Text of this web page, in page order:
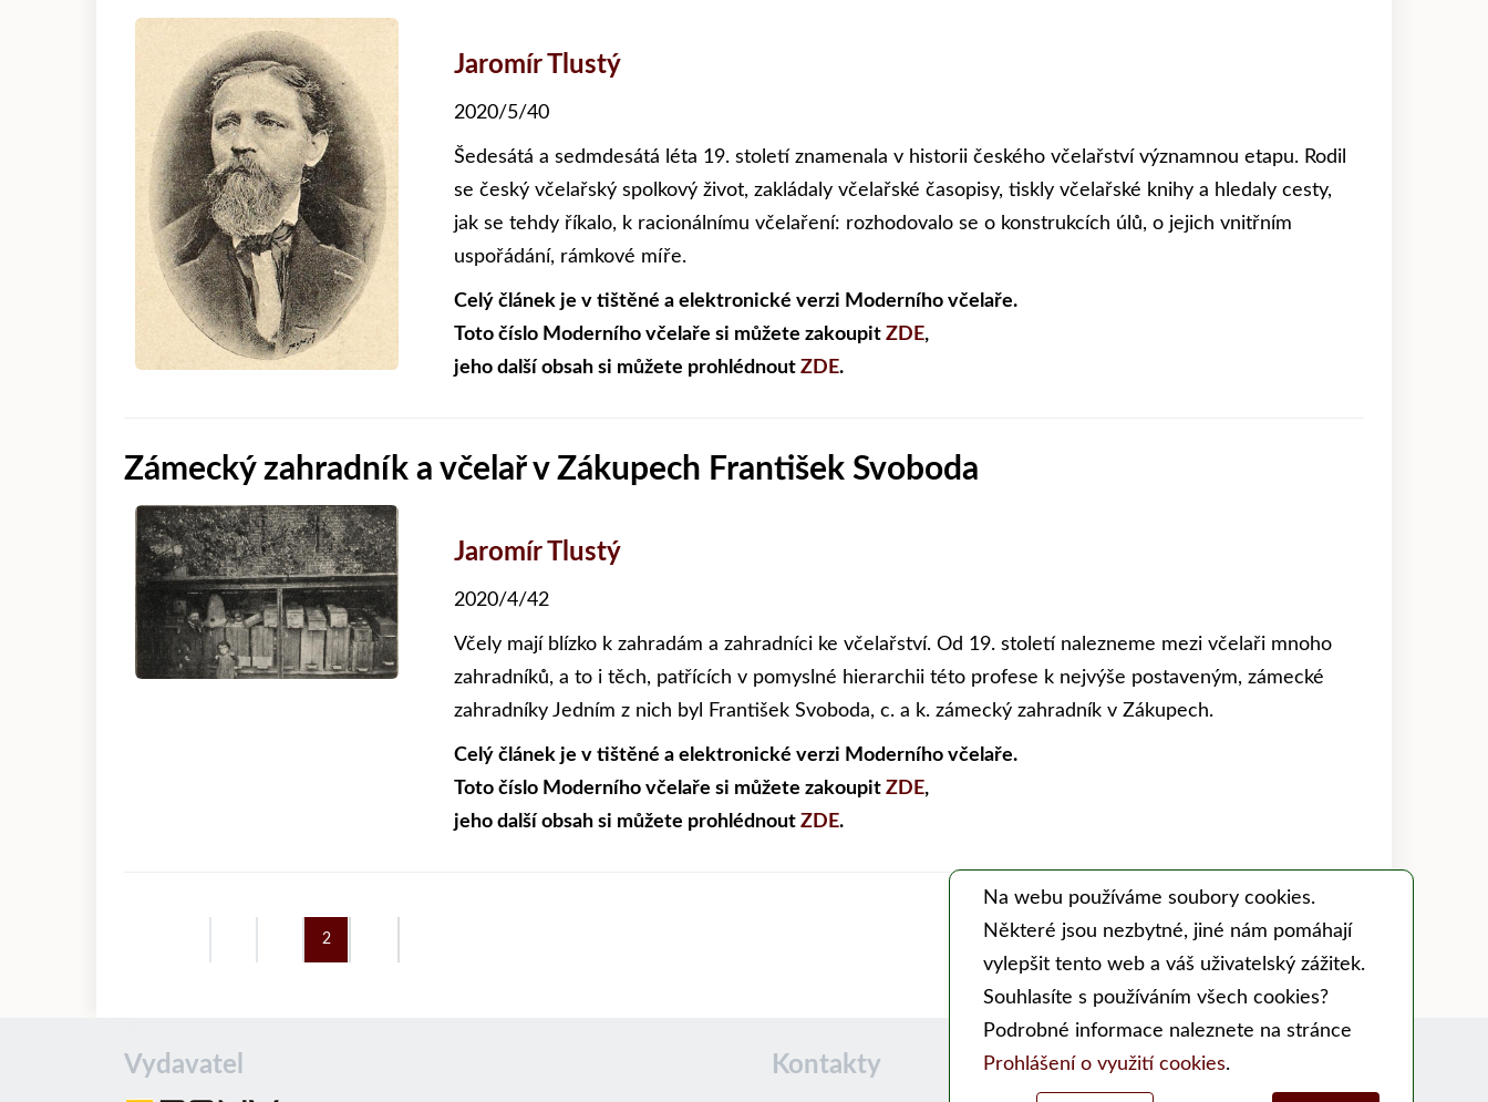
Jaromír Tlustý
2020/5/40
Šedesátá a sedmdesátá léta 19. století znamenala v historii českého včelařství významnou etapu. Rodil
se český včelařský spolkový život, zakládaly včelařské časopisy, tiskly včelařské knihy a hledaly cesty,
jak se tehdy říkalo, k racionálnímu včelaření: rozhodovalo se o konstrukcích úlů, o jejich vnitřním
uspořádání, rámkové míře.
Celý článek je v tištěné a elektronické verzi Moderního včelaře.
Toto číslo Moderního včelaře si můžete zakoupit ZDE,
jeho další obsah si můžete prohlédnout ZDE.
Zámecký zahradník a včelař v Zákupech František Svoboda
Jaromír Tlustý
2020/4/42
Včely mají blízko k zahradám a zahradníci ke včelařství. Od 19. století nalezneme mezi včelaři mnoho
zahradníků, a to i těch, patřících v pomyslné hierarchii této profese k nejvýše postaveným, zámecké
zahradníky Jedním z nich byl František Svoboda, c. a k. zámecký zahradník v Zákupech.
Celý článek je v tištěné a elektronické verzi Moderního včelaře.
Toto číslo Moderního včelaře si můžete zakoupit ZDE,
jeho další obsah si můžete prohlédnout ZDE.
2
Vydavatel Kontakty Sociální sítě:
Na webu používáme soubory cookies.
Některé jsou nezbytné, jiné nám pomáhají
vylepšit tento web a váš uživatelský zážitek.
Souhlasíte s používáním všech cookies?
Podrobné informace naleznete na stránce
Prohlášení o využití cookies.